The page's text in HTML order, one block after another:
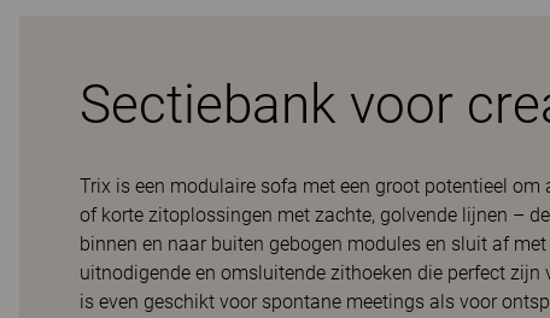
Sectiebank voor
Trix is een modulaire sofa met een groot potentieel
of korte zitoplossingen met zachte, golvende lijnen –
binnen en naar buiten gebogen modules en sluit af
uitnodigende en omsluitende zithoeken die perfect
is even geschikt voor spontane meetings als voor